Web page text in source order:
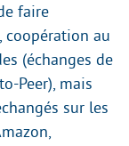
faire
au
(échanges de
Peer), mais
sur les